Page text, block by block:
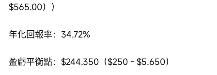
$565.00））
年化回報率：34.72%
盈虧平衡點：$244.350（$250 - $5.650）